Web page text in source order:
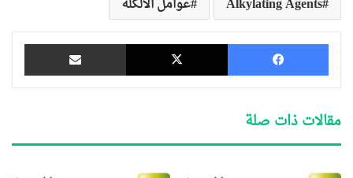
Alkylating Agents عوامل الألكلة
فيسبوك ‫X
مقالات ذات صلة